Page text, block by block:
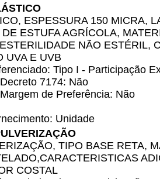
ESPESSURA 150 MICRA,
ESTUFA AGRÍCOLA,
NÃO ESTÉRIL,
UVA E UVB
Tipo I - Participação
7174: Não
de Preferência: Não
Unidade
TIPO BASE RETA,
COSTAL